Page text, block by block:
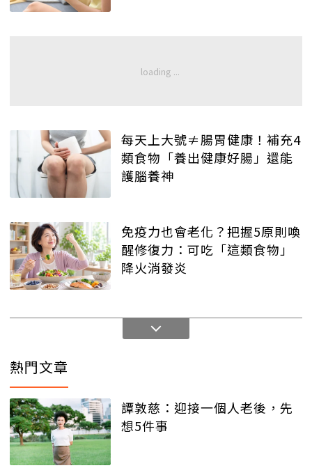
每天上大號≠腸胃健康！補充4
類食物「養出健康好腸」還能
護腦養神
免疫力也會老化？把握5原則喚
醒修復力：可吃「這類食物」
降火消發炎
熱門文章
譚敦慈：迎接一個人老後，先
想5件事